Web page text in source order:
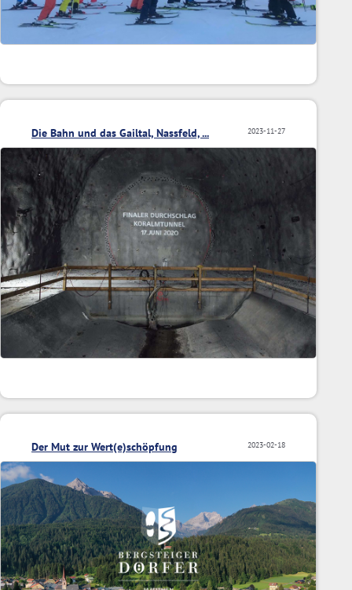
2023-11-27
Die Bahn und das Gailtal, Nassfeld, ...
2023-02-18
Der Mut zur Wert(e)schöpfung